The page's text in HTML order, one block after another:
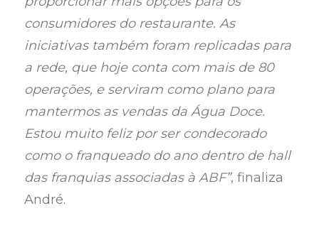
consumidores do restaurante. As
iniciativas também foram replicadas para
a rede, que hoje conta com mais de 80
operações, e serviram como plano para
mantermos as vendas da Água Doce.
Estou muito feliz por ser condecorado
como o franqueado do ano dentro de hall
das franquias associadas à ABF”, finaliza
André.